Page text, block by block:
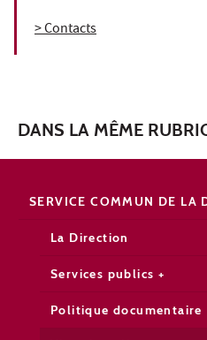
> Contacts
DANS LA MÊME
SERVICE COMMUN DE LA
La Direction
Services publics +
Politique documentaire